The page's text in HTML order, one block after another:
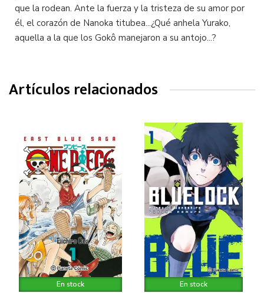
que la rodean. Ante la fuerza y la tristeza de su amor por
él, el corazón de Nanoka titubea...¿Qué anhela Yurako,
aquella a la que los Gokô manejaron a su antojo...?
Artículos relacionados
En stock En stock